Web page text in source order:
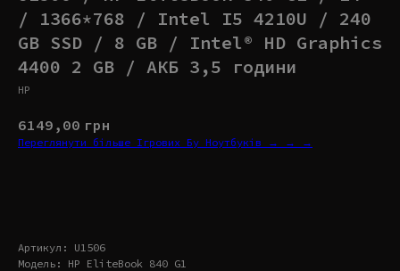
/ 1366*768 / Intel I5 4210U / 240
GB SSD / 8 GB / Intel® HD Graphics
4400 2 GB / АКБ 3,5 години
HP
6149,00 грн
Переглянути більше Ігрових Бу Ноутбуків → → →
Артикул: U1506
Модель: HP EliteBook 840 G1